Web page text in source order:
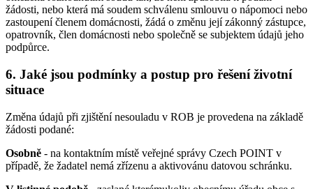
žádosti, nebo která má soudem schválenu smlouvu o nápomoci nebo
zastoupení členem domácnosti, žádá o změnu její zákonný zástupce,
opatrovník, člen domácnosti nebo společně se subjektem údajů jeho
podpůrce.
6. Jaké jsou podmínky a postup pro řešení životní
situace
Změna údajů při zjištění nesouladu v ROB je provedena na základě
žádosti podané:
Osobně - na kontaktním místě veřejné správy Czech POINT v
případě, že žadatel nemá zřízenu a aktivovánu datovou schránku.